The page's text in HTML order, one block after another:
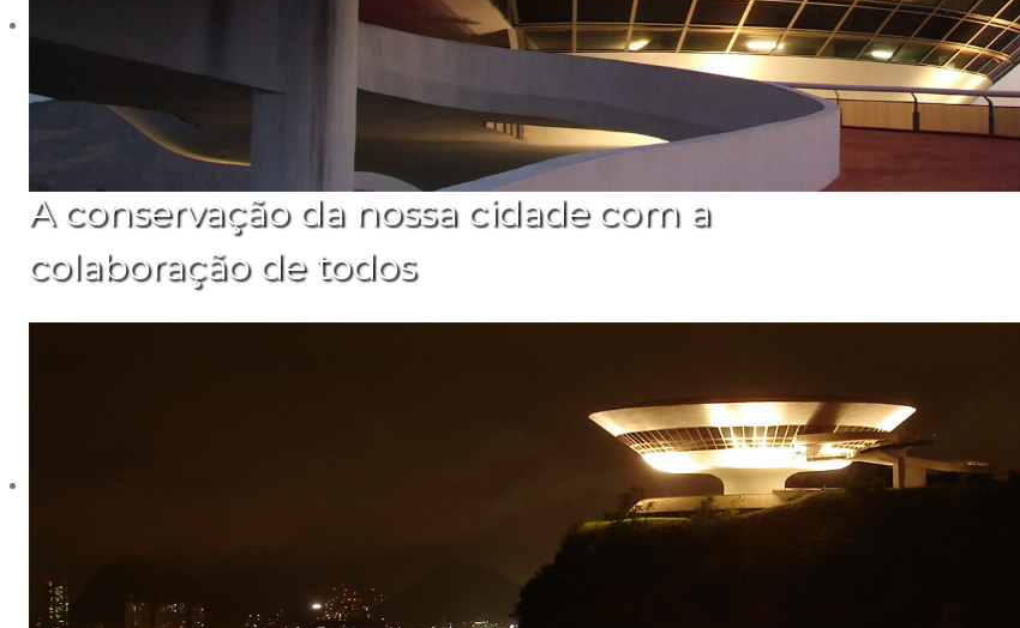
A conservação da nossa cidade com a
colaboração de todos